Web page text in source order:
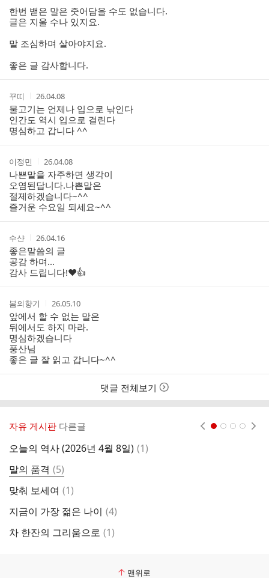
자
시
간
한번 밷은 말은 줏어담을 수도 없습니다.
글은 지울 수나 있지요.
말 조심하며 살아야지요.
좋은 글 감사합니다.
작
성
자
꾸띠
작
성
시
간
26.04.08
물고기는 언제나 입으로 낚인다
인간도 역시 입으로 걸린다
명심하고 갑니다 ^^
작
성
자
이정민
작
성
시
간
26.04.08
나쁜말을 자주하면 생각이
오염된답니다.나쁜말은
절제하겠습니다~^^
즐거운 수요일 되세요~^^
작
성
자
수샨
작
성
시
간
26.04.16
좋은말씀의 글
공감 하며...
감사 드립니다!♥️👍
작
성
자
봄의향기
작
성
시
간
26.05.10
앞에서 할 수 없는 말은
뒤에서도 하지 마라.
명심하겠습니다
풍산님
좋은 글 잘 읽고 갑니다~^^
댓글 전체보기
자유 게시판 다른글
오늘의 역사 (2026년 4월 8일) 댓
(1)
말의 품격 댓
글
(5)
맞춰 보세여 댓
(1)
지금이 가장 젊은 나이 댓
(4)
차 한잔의 그리움으로 댓
(1)
맨위로